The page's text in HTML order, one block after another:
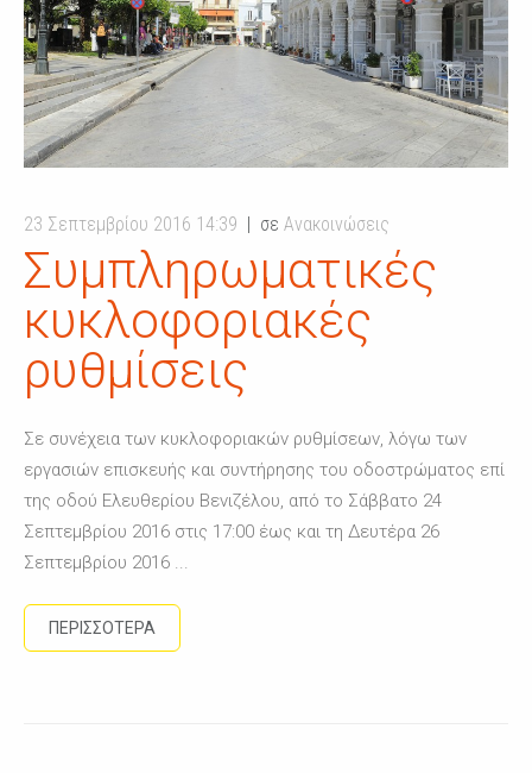
23 Σεπτεμβρίου 2016 14:39 σε Ανακοινώσεις
Συμπληρωματικές
κυκλοφοριακές
ρυθμίσεις
Σε συνέχεια των κυκλοφοριακών ρυθμίσεων, λόγω των
εργασιών επισκευής και συντήρησης του οδοστρώματος επί
της οδού Ελευθερίου Βενιζέλου, από το Σάββατο 24
Σεπτεμβρίου 2016 στις 17:00 έως και τη Δευτέρα 26
Σεπτεμβρίου 2016 ...
ΠΕΡΙΣΣΟΤΕΡΑ